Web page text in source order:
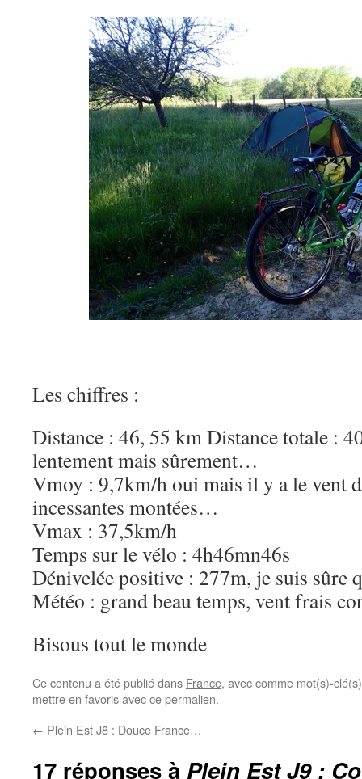
Les chiffres :
Distance : 46, 55 km Distance totale :
lentement mais sûrement…
Vmoy : 9,7km/h oui mais il y a le vent
incessantes montées…
Vmax : 37,5km/h
Temps sur le vélo : 4h46mn46s
Dénivelée positive : 277m, je suis sûre
Météo : grand beau temps, vent frais
Bisous tout le monde
Ce contenu a été publié dans France, avec comme mot(s)-
mettre en favoris avecce permalien.
← Plein Est J8 : Douce France…
17 réponses à Plein Est J9 :